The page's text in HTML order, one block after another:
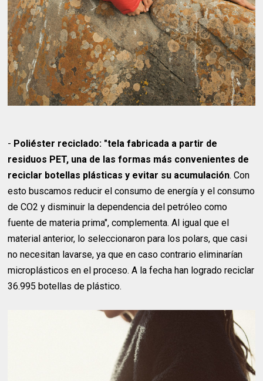
- Poliéster reciclado: "tela fabricada a partir de
residuos PET, una de las formas más convenientes de
reciclar botellas plásticas y evitar su acumulación. Con
esto buscamos reducir el consumo de energía y el consumo
de CO2 y disminuir la dependencia del petróleo como
fuente de materia prima", complementa. Al igual que el
material anterior, lo seleccionaron para los polars, que casi
no necesitan lavarse, ya que en caso contrario eliminarían
microplásticos en el proceso. A la fecha han logrado reciclar
36.995 botellas de plástico.